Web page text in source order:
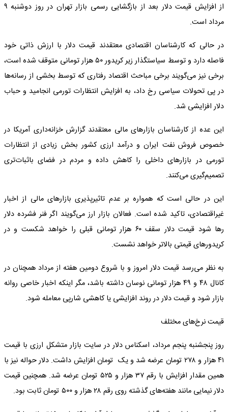
از افزایش قیمت دلار بعد از بازگشایی رسمی بازار تهران در روز دوشنبه ۹
مرداد است.
در حالی که کارشناسان اقتصادی معتقدند قیمت دلار با ارزش ذاتی خود
فاصله دارد و توسط سیاستگذار زیر کریدور ۵۰ هزار تومانی متوقف شده است،
برخی نیز می‌‌گویند برخی مباحث اقتصاد رفتاری که توسط بخشی از رسانه‌ها
در پی تحولات سیاسی رخ داد، به افزایش انتظارات تورمی انجامید و حباب
دلار افزایشی شد.
این عده از کارشناسان بازارهای مالی معتقدند گزارش خزانه‌داری آمریکا در
خصوص فروش نفت ایران و درآمد ارزی کشور بخش زیادی از انتظارات
تورمی در بازارهای داخلی را کاهش داده و مردم در فضای باثبات‌تری
تصمیم‌گیری می‌کنند.
این در حالی است که همواره بر عدم تاثیرپذیری بازارهای مالی از اخبار
غیراقتصادی، تاکید شده است. فعالان بازار ارز می‌گویند اگر فنر فشرده دلار
رها شود قیمت دلار سقف ۶۰ هزار تومانی قبلی را خواهد شکست و در
کریدورهای قیمتی بالاتر خواهد نشست.
به نظر می‌رسد قیمت دلار امروز و با شروع دومین هفته از مرداد همچنان در
کانال ۴۸ و ۴۹ هزار تومانی نوسان داشته باشد، مگر اینکه اخبار خاصی روانه
بازار شود و قیمت دلار در روند افزایشی یا کاهشی شارپی معامله شود.
قیمت نرخ‌های مختلف
روز پنجشنبه پنجم مرداد، اسکناس دلار در سایت بازار متشکل ارزی با قیمت
۴۱ هزار و ۲۷۸ تومان عرضه شد و یک تومان افزایش داشت. دلار حواله نیز با
همین مقدار افزایش با رقم ۳۷ هزار و ۵۲۵ تومان عرضه شد. همچنین قیمت
دلار نیمایی مانند هفته‌های گذشته روی رقم ۲۸ هزار و ۵۰۰ تومان ثابت بود.